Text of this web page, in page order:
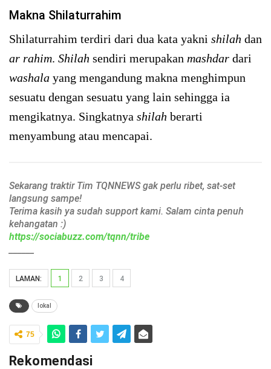
Makna Shilaturrahim
Shilaturrahim terdiri dari dua kata yakni shilah dan
ar rahim. Shilah sendiri merupakan mashdar dari
washala yang mengandung makna menghimpun
sesuatu dengan sesuatu yang lain sehingga ia
mengikatnya. Singkatnya shilah berarti
menyambung atau mencapai.
Sekarang traktir Tim TQNNEWS gak perlu ribet, sat-set
langsung sampe!
Terima kasih ya sudah support kami. Salam cinta penuh
kehangatan :)
https://sociabuzz.com/tqnn/tribe
LAMAN: 1 2 3 4
lokal
75
Rekomendasi